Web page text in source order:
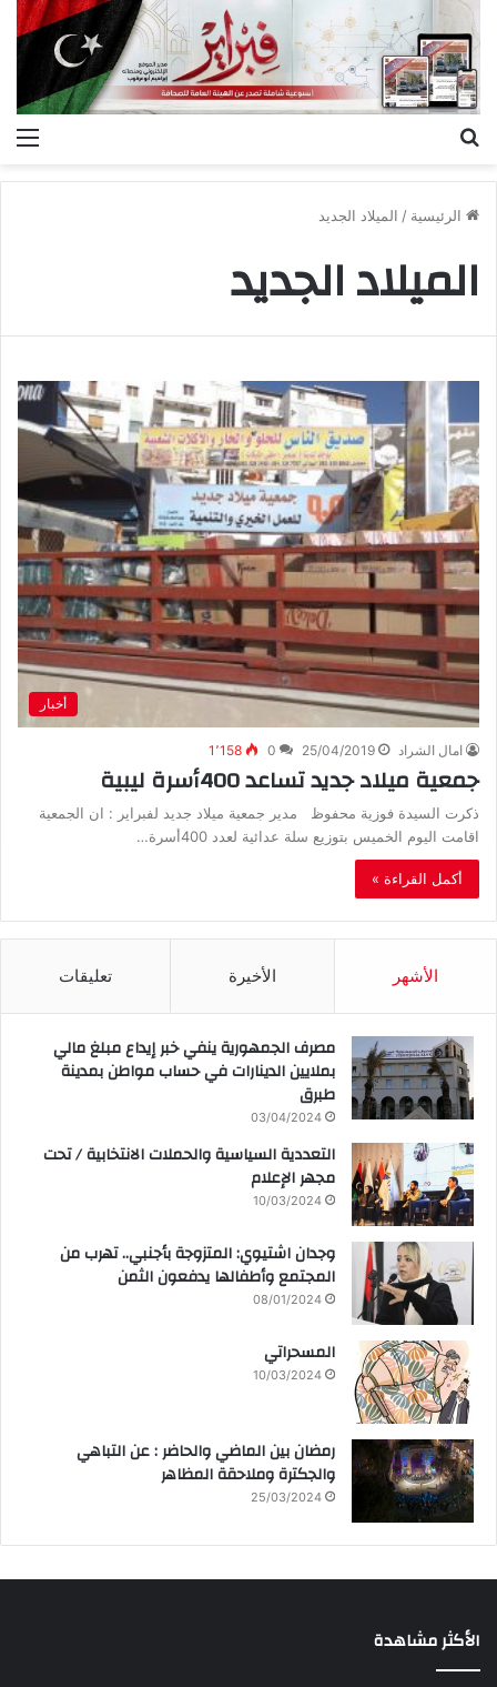
الرئيسية / الميلاد الجديد
الميلاد الجديد
أخبار
امال الشراد 25/04/2019
0 1٬158
جمعية ميلاد جديد تساعد 400أسرة ليبية
ذكرت السيدة فوزية محفوظ مدير جمعية ميلاد جديد لفبراير : ان الجمعية
اقامت اليوم الخميس بتوزيع سلة عدائية لعدد 400أسرة…
أكمل القراءة »
الأشهر الأخيرة تعليقات
مصرف الجمهورية ينفي خبر إيداع مبلغ مالي
بملايين الدينارات في حساب مواطن بمدينة
طبرق
03/04/2024
التعددية السياسية والحملات الانتخابية / تحت
مجهر الإعلام
10/03/2024
وجدان اشتيوي: المتزوجة بأجنبي.. تهرب من
المجتمع وأطفالها يدفعون الثمن
08/01/2024
المسحراتي
10/03/2024
رمضان بين الماضي والحاضر : عن التباهي
والجكترة وملاحقة المظاهر
25/03/2024
الأكثر مشاهدة